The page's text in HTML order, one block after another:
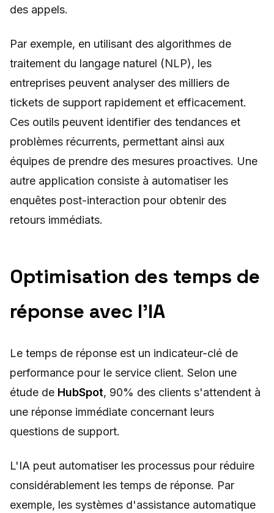
des appels.
Par exemple, en utilisant des algorithmes de
traitement du langage naturel (NLP), les
entreprises peuvent analyser des milliers de
tickets de support rapidement et efficacement.
Ces outils peuvent identifier des tendances et
problèmes récurrents, permettant ainsi aux
équipes de prendre des mesures proactives. Une
autre application consiste à automatiser les
enquêtes post-interaction pour obtenir des
retours immédiats.
Optimisation des temps de
réponse avec l'IA
Le temps de réponse est un indicateur-clé de
performance pour le service client. Selon une
étude de HubSpot, 90% des clients s'attendent à
une réponse immédiate concernant leurs
questions de support.
L'IA peut automatiser les processus pour réduire
considérablement les temps de réponse. Par
exemple, les systèmes d'assistance automatique